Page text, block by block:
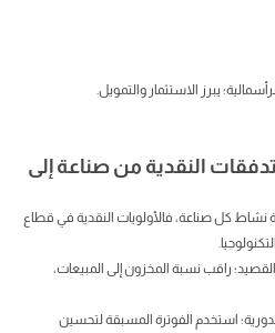
يبرز الاستثمار والتمويل.
النقدية من صناعة إلى
نشاط كل صناعة، فالأولويات النقدية في قطاع
راقب نسبة المخزون إلى المبيعات،
استخدم الفوترة المسبقة لتحسين